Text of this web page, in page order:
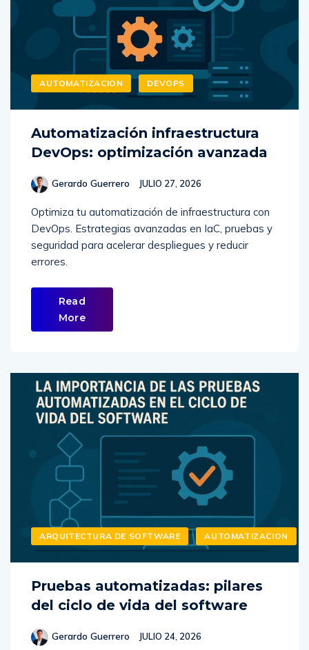
AUTOMATIZACION DEVOPS
Automatización infraestructura
DevOps: optimización avanzada
Gerardo Guerrero JULIO 27, 2026
Optimiza tu automatización de infraestructura con
DevOps. Estrategias avanzadas en IaC, pruebas y
seguridad para acelerar despliegues y reducir
errores.
Read
More
ARQUITECTURA DE SOFTWARE AUTOMATIZACION
Pruebas automatizadas: pilares
del ciclo de vida del software
Gerardo Guerrero JULIO 24, 2026